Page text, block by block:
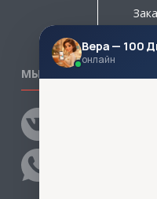
МЫ В СОЦСЕТЯХ
Вера — 100
онлайн